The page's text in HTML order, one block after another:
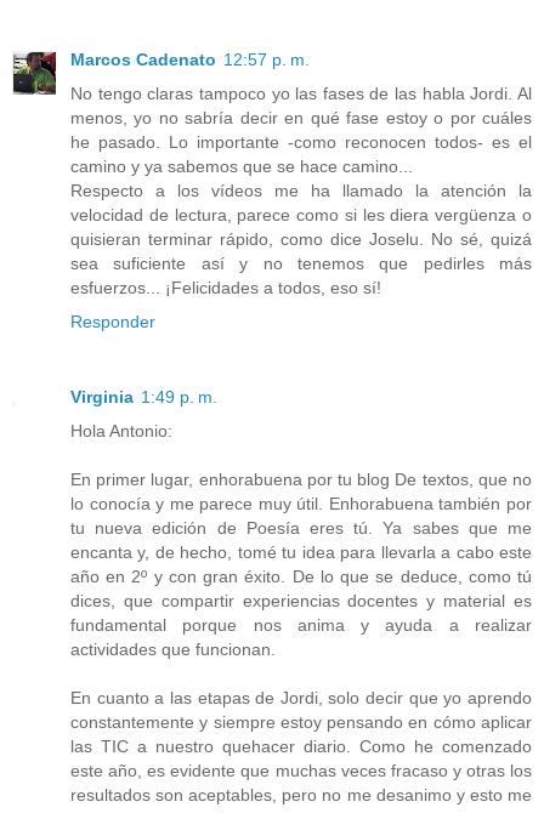
Marcos Cadenato 12:57 p. m.
No tengo claras tampoco yo las fases de las habla Jordi. Al
menos, yo no sabría decir en qué fase estoy o por cuáles
he pasado. Lo importante -como reconocen todos- es el
camino y ya sabemos que se hace camino...
Respecto a los vídeos me ha llamado la atención la
velocidad de lectura, parece como si les diera vergüenza o
quisieran terminar rápido, como dice Joselu. No sé, quizá
sea suficiente así y no tenemos que pedirles más
esfuerzos... ¡Felicidades a todos, eso sí!
Responder
Virginia 1:49 p. m.
Hola Antonio:
En primer lugar, enhorabuena por tu blog De textos, que no
lo conocía y me parece muy útil. Enhorabuena también por
tu nueva edición de Poesía eres tú. Ya sabes que me
encanta y, de hecho, tomé tu idea para llevarla a cabo este
año en 2º y con gran éxito. De lo que se deduce, como tú
dices, que compartir experiencias docentes y material es
fundamental porque nos anima y ayuda a realizar
actividades que funcionan.
En cuanto a las etapas de Jordi, solo decir que yo aprendo
constantemente y siempre estoy pensando en cómo aplicar
las TIC a nuestro quehacer diario. Como he comenzado
este año, es evidente que muchas veces fracaso y otras los
resultados son aceptables, pero no me desanimo y esto me